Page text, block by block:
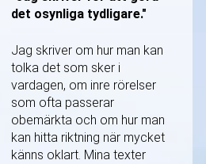
det osynliga tydligare."
Jag skriver om hur man kan
tolka det som sker i
vardagen, om inre rörelser
som ofta passerar
obemärkta och om hur man
kan hitta riktning när mycket
känns oklart. Mina texter